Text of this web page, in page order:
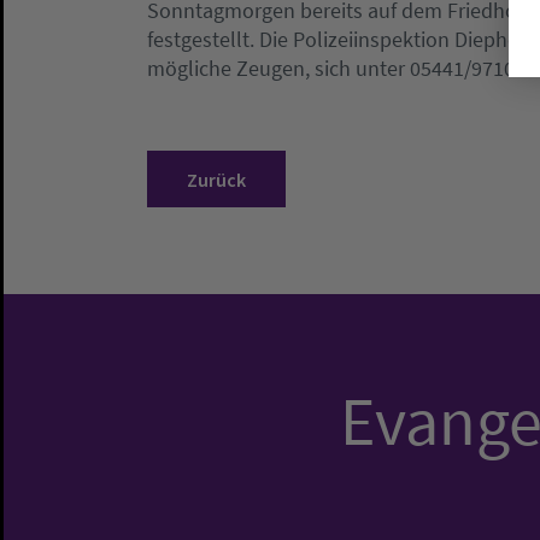
Sonntagmorgen bereits auf dem Friedhof
festgestellt. Die Polizeiinspektion
mögliche Zeugen, sich unter 05441/9710 zu
Zurück